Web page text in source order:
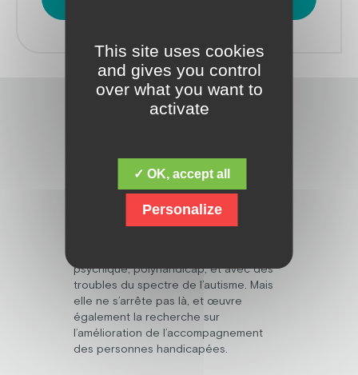
Découvrez la fondation Jacques Chirac,
psychique, polyhandicap, et avec des
troubles du spectre de l’autisme. Mais
elle ne s’arrête pas là, et œuvre
également la recherche sur
l’amélioration de l’accompagnement
des personnes handicapées.
This site uses cookies
and gives you control
over what you want to
activate
✓ OK, accept all
Personalize